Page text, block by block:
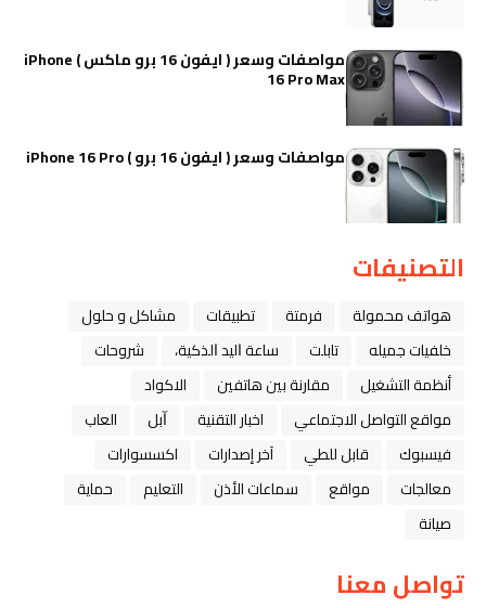
مواصفات وسعر ( ايفون 16 برو ماكس ) iPhone
16 Pro Max
مواصفات وسعر ( ايفون 16 برو ) iPhone 16 Pro
التصنيفات
هواتف محمولة فرمتة تطبيقات
مشاكل و حلول
خلفيات جميله
تابلت ﺳﺎﻋﺔ ﺍﻟﻴﺪ ﺍﻟﺬﻛﻴﺔ،
شروحات
أنظمة التشغيل
مقارنة بين هاتفين
الاكواد
مواقع التواصل الاجتماعي
اخبار التقنية ﺁﺑﻞ
العاب
فيسبوك
قابل للطي آخر إصدارات
اكسسوارات
معالجات
مواقع سماعات الأذن التعليم
حماية
صيانة
تواصل معنا